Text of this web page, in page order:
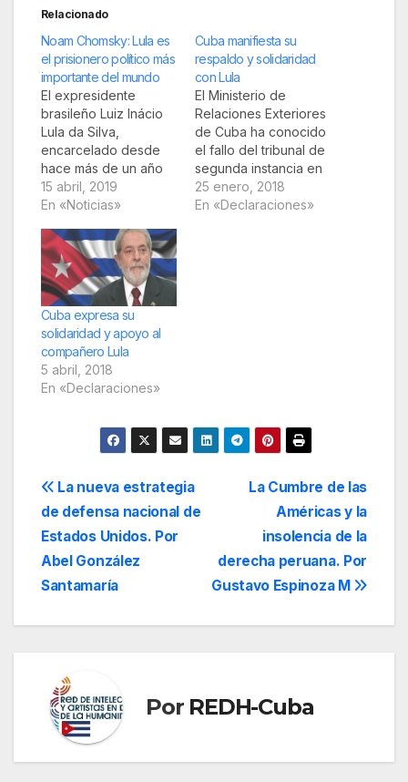
Relacionado
Noam Chomsky: Lula es
el prisionero político más
importante del mundo
El expresidente
brasileño Luiz Inácio
Lula da Silva,
encarcelado desde
hace más de un año
por supuestos actos
de corrupción, es hoy
más importante del
mundo. Así lo afirmó el
destacado intelectual
y activista político
estadounidense Noam
Chomsky durante una
entrevista con el canal
Democracy Now,
amplificada…
15 abril, 2019
En «Noticias»
Cuba manifiesta su
respaldo y solidaridad
con Lula
El Ministerio de
Relaciones Exteriores
de Cuba ha conocido
el fallo del tribunal de
segunda instancia en
relación con la
condena al
25 enero, 2018
En «Declaraciones»
Cuba expresa su
solidaridad y apoyo al
compañero Lula
5 abril, 2018
En «Declaraciones»
Navegación
de
entradas
La Cumbre de las
Américas y la
insolencia de la
derecha peruana. Por
Gustavo Espinoza M
La nueva estrategia
de defensa nacional de
Estados Unidos. Por
Abel González
Santamaría
Por REDH-Cuba